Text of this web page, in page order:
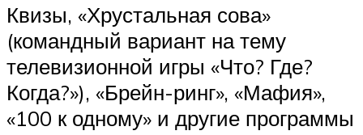
Квизы, «Хрустальная сова»
(командный вариант на тему
телевизионной игры «Что? Где?
Когда?»), «Брейн-ринг», «Мафия»,
«100 к одному» и другие программы